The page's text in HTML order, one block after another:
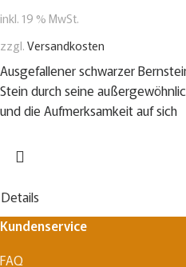
inkl. 19 % MwSt.
zzgl.Versandkosten
Ausgefallener schwarzer
Stein durch seine
und die Aufmerksamkeit auf sich
Details
Kundenservice
FAQ